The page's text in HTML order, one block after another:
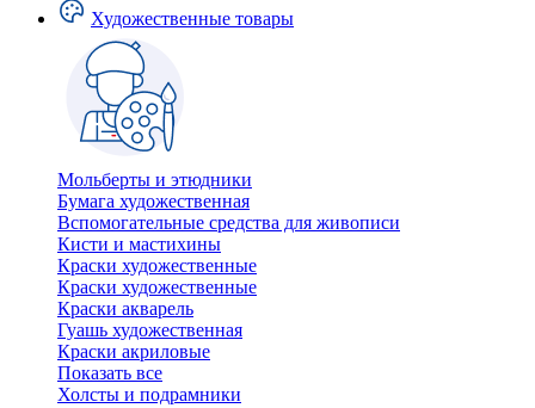
Художественные товары
Мольберты и этюдники
Бумага художественная
Вспомогательные средства для живописи
Кисти и мастихины
Краски художественные
Краски художественные
Краски акварель
Гуашь художественная
Краски акриловые
Показать все
Холсты и подрамники